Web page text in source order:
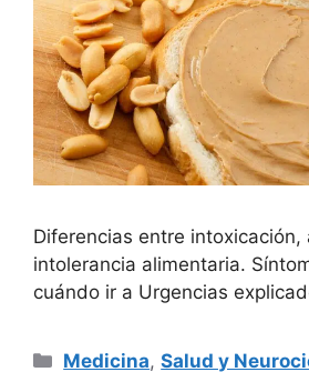
Diferencias entre intoxicación,
intolerancia alimentaria.
cuándo ir a Urgencias
Categorías
Medicina,Salud y